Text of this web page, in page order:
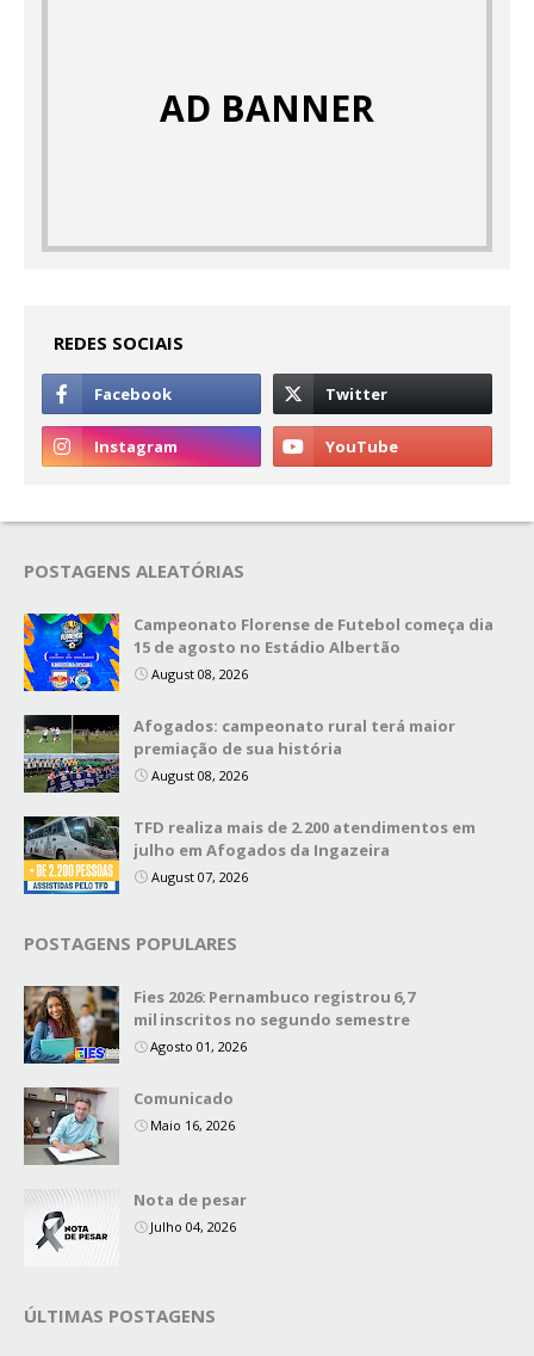
AD BANNER
REDES SOCIAIS
POSTAGENS ALEATÓRIAS
Campeonato Florense de Futebol começa dia
15 de agosto no Estádio Albertão
August 08, 2026
Afogados: campeonato rural terá maior
premiação de sua história
August 08, 2026
TFD realiza mais de 2.200 atendimentos em
julho em Afogados da Ingazeira
August 07, 2026
POSTAGENS POPULARES
Fies 2026: Pernambuco registrou 6,7
mil inscritos no segundo semestre
Agosto 01, 2026
Comunicado
Maio 16, 2026
Nota de pesar
Julho 04, 2026
ÚLTIMAS POSTAGENS